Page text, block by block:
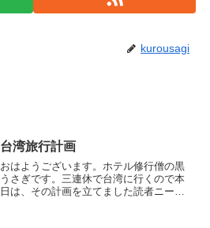
kurousagi
台湾旅行計画
おはようございます。ホテル修行僧の黒
うさぎです。三連休で台湾に行くので本
日は、その計画を立てました読者ニーズ